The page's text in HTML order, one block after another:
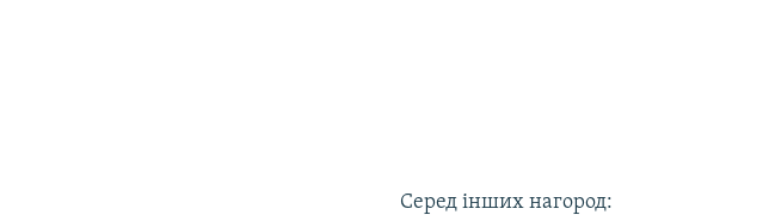
Серед інших нагород: